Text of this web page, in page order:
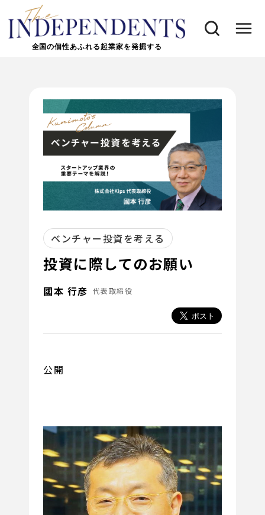
全国の個性あふれる起業家を発掘する
ベンチャー投資を考える
投資に際してのお願い
國本 行彦 代表取締役
公開